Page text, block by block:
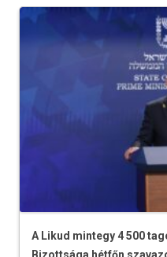
A Likud mintegy 4 500